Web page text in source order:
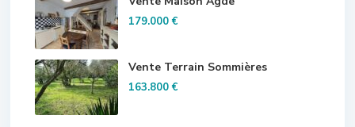
179.000 €
Vente Terrain Sommières
163.800 €